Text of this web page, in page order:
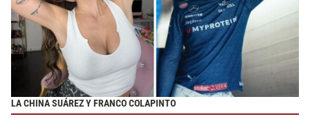
LA CHINA SUÁREZ Y FRANCO COLAPINTO